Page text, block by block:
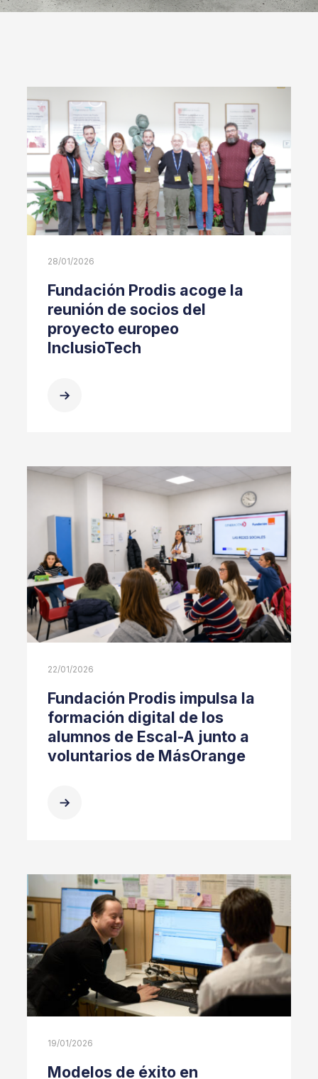
28/01/2026
Fundación Prodis acoge la
reunión de socios del
proyecto europeo
InclusioTech
22/01/2026
Fundación Prodis impulsa la
formación digital de los
alumnos de Escal-A junto a
voluntarios de MásOrange
19/01/2026
Modelos de éxito en